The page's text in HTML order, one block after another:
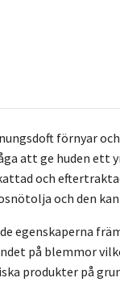
förnyar
att ge huden ett
och
och den
egenskaperna
på blemmor
produkter på